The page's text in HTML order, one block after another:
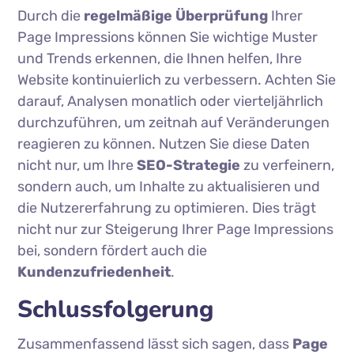
Durch die regelmäßige Überprüfung Ihrer
Page Impressions können Sie wichtige Muster
und Trends erkennen, die Ihnen helfen, Ihre
Website kontinuierlich zu verbessern. Achten Sie
darauf, Analysen monatlich oder vierteljährlich
durchzuführen, um zeitnah auf Veränderungen
reagieren zu können. Nutzen Sie diese Daten
nicht nur, um IhreSEO-Strategie zu verfeinern,
sondern auch, um Inhalte zu aktualisieren und
die Nutzererfahrung zu optimieren. Dies trägt
nicht nur zur Steigerung Ihrer Page Impressions
bei, sondern fördert auch die
Kundenzufriedenheit.
Schlussfolgerung
Zusammenfassend lässt sich sagen, dass Page